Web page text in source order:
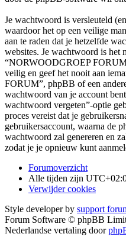
Je wachtwoord is versleuteld
waardoor het op een veilige
aan te raden dat je hetzelfde
websites. Je wachtwoord is het
“NORWOODGROEP
veilig en geef het nooit aan
FORUM”, phpBB of een
wachtwoord van je account
wachtwoord vergeten”-optie
proces vereist dat je
gebruikersaccount, waarna de
wachtwoord zal genereren en
zodat je je opnieuw kunt
Forumoverzicht
Alle tijden zijn
Verwijder cookies
Style developer by support
Forum Software © phpBB
Nederlandse vertaling door